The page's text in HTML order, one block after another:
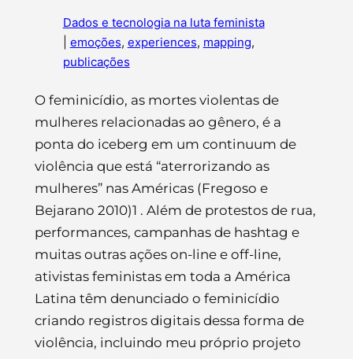
Dados e tecnologia na luta feminista
emoções, experiences, mapping
publicações
O feminicídio, as mortes violentas de
mulheres relacionadas ao gênero, é a
ponta do iceberg em um continuum de
violência que está “aterrorizando as
mulheres” nas Américas (Fregoso e
Bejarano 2010)1 . Além de protestos de rua,
performances, campanhas de hashtag e
muitas outras ações on-line e off-line,
ativistas feministas em toda a América
Latina têm denunciado o feminicídio
criando registros digitais dessa forma de
violência, incluindo meu próprio projeto